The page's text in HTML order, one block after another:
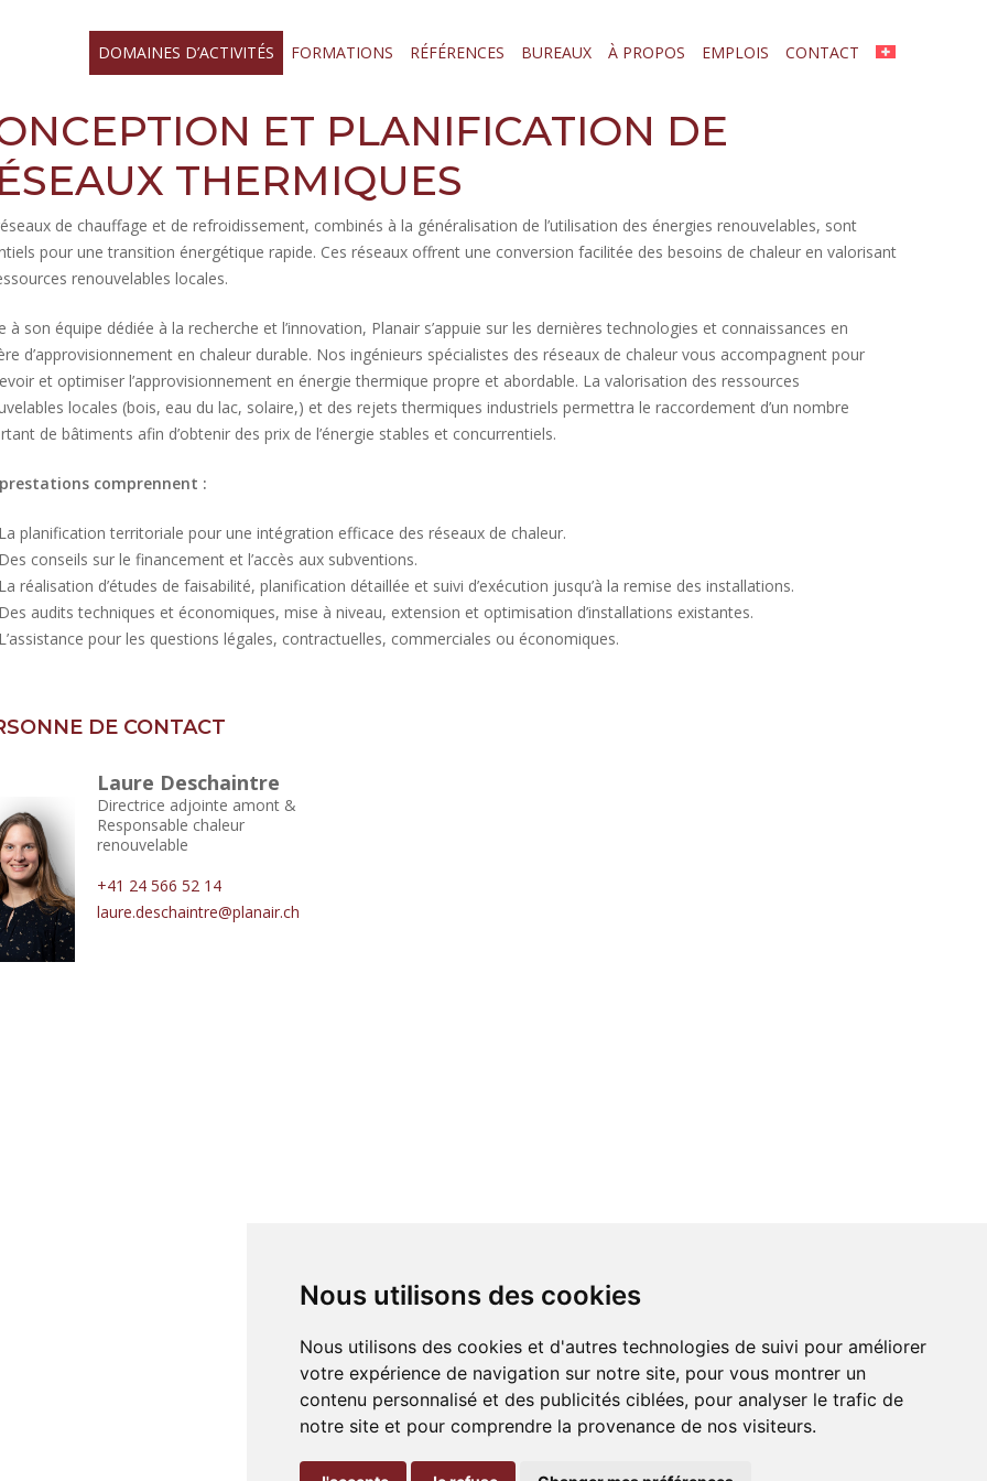
Nous utilisons des cookies
Nous utilisons des cookies et d'autres technologies de suivi pour améliorer
votre expérience de navigation sur notre site, pour vous montrer un
contenu personnalisé et des publicités ciblées, pour analyser le trafic de
notre site et pour comprendre la provenance de nos visiteurs.
DOMAINES D’ACTIVITÉS FORMATIONS RÉFÉRENCES BUREAUX À PROPOS EMPLOIS CONTACT
ET PLANIFICATION DE
THERMIQUES
de chauffage et de refroidissement, combinés à la généralisation de l’utilisation des énergies renouvelables, sont
pour une transition énergétique rapide. Ces réseaux offrent une conversion facilitée des besoins de chaleur en valorisant
renouvelables locales.
à son équipe dédiée à la recherche et l’innovation, Planair s’appuie sur les dernières technologies et connaissances en
d’approvisionnement en chaleur durable. Nos ingénieurs spécialistes des réseaux de chaleur vous accompagnent pour
et optimiser l’approvisionnement en énergie thermique propre et abordable. La valorisation des ressources
locales (bois, eau du lac, solaire,) et des rejets thermiques industriels permettra le raccordement d’un nombre
de bâtiments afin d’obtenir des prix de l’énergie stables et concurrentiels.
comprennent :
planification territoriale pour une intégration efficace des réseaux de chaleur.
conseils sur le financement et l’accès aux subventions.
réalisation d’études de faisabilité, planification détaillée et suivi d’exécution jusqu’à la remise des installations.
audits techniques et économiques, mise à niveau, extension et optimisation d’installations existantes.
pour les questions légales, contractuelles, commerciales ou économiques.
DE CONTACT
Laure Deschaintre
Directrice adjointe amont &
Responsable chaleur
renouvelable
+41 24 566 52 14
laure.deschaintre@planair.ch